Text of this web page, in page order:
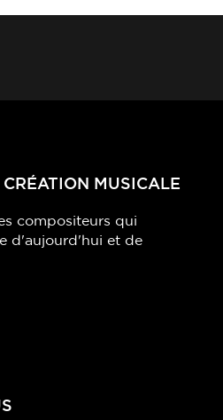
MUSICALE
compositeurs qui
d'aujourd'hui et de